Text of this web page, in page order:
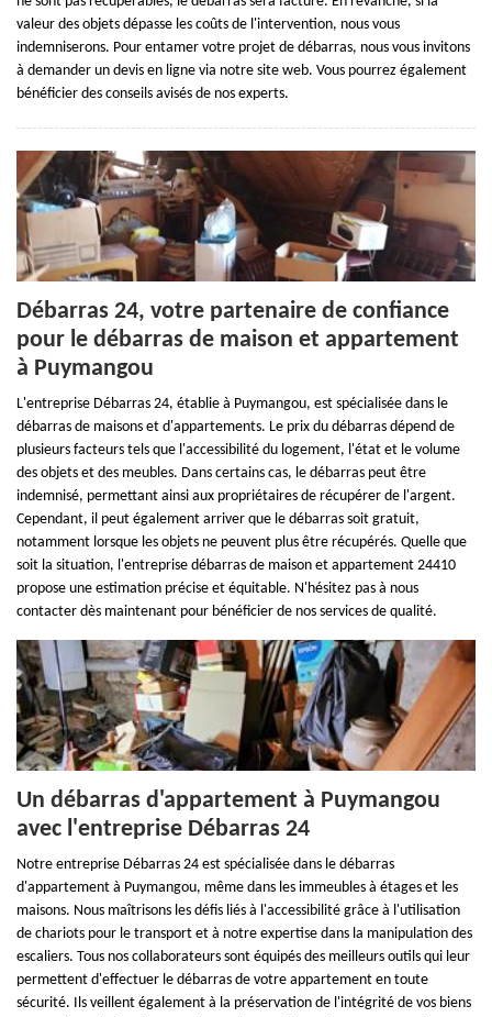
valeur des objets dépasse les coûts de l'intervention, nous vous
indemniserons. Pour entamer votre projet de débarras, nous vous invitons
à demander un devis en ligne via notre site web. Vous pourrez également
bénéficier des conseils avisés de nos experts.
Débarras 24, votre partenaire de confiance
pour le débarras de maison et appartement
à Puymangou
L'entreprise Débarras 24, établie à Puymangou, est spécialisée dans le
débarras de maisons et d'appartements. Le prix du débarras dépend de
plusieurs facteurs tels que l'accessibilité du logement, l'état et le volume
des objets et des meubles. Dans certains cas, le débarras peut être
indemnisé, permettant ainsi aux propriétaires de récupérer de l'argent.
Cependant, il peut également arriver que le débarras soit gratuit,
notamment lorsque les objets ne peuvent plus être récupérés. Quelle que
soit la situation, l'entreprise débarras de maison et appartement 24410
propose une estimation précise et équitable. N'hésitez pas à nous
contacter dès maintenant pour bénéficier de nos services de qualité.
Un débarras d'appartement à Puymangou
avec l'entreprise Débarras 24
Notre entreprise Débarras 24 est spécialisée dans le débarras
d'appartement à Puymangou, même dans les immeubles à étages et les
maisons. Nous maîtrisons les défis liés à l'accessibilité grâce à l'utilisation
de chariots pour le transport et à notre expertise dans la manipulation des
escaliers. Tous nos collaborateurs sont équipés des meilleurs outils qui leur
permettent d'effectuer le débarras de votre appartement en toute
sécurité. Ils veillent également à la préservation de l'intégrité de vos biens